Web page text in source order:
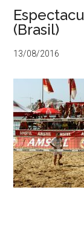
(Brasil)
13/08/2016